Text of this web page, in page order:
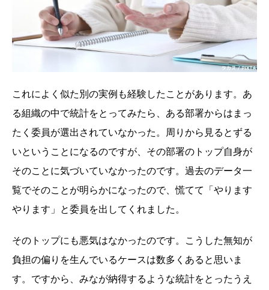
これによく似た別の実例も経験したことがあります。あ
る組織の中で統計をとってみたら、ある部署からはまっ
たく委員が選出されていなかった。周りから見るとずる
いということになるのですが、その部署のトップ自身が
そのことに気づいていなかったのです。過去のデータ一
覧でそのことが明らかになったので、慌てて「やります
やります」と委員を出してくれました。
そのトップにも悪気はなかったのです。こうした無知が
負担の偏りを生んでいるケースは数多くあると思いま
す。ですから、みなが納得するような統計をとったうえ